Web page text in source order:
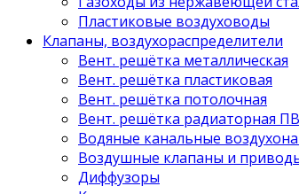
Пластиковые воздуховоды
Клапаны, воздухораспределители
Вент. решётка металлическая
Вент. решётка пластиковая
Вент. решётка потолочная
Вент. решётка радиаторная
Водяные канальные
Воздушные клапаны и
Диффузоры